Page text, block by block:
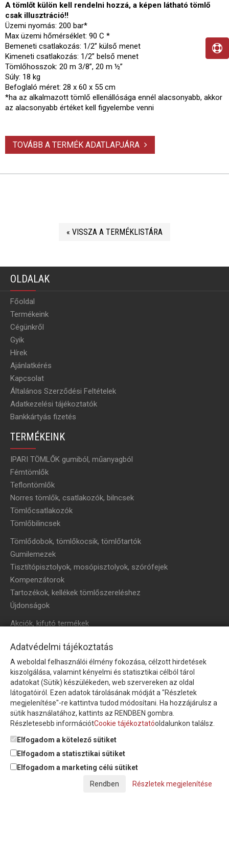
A tömlőt külön kell rendelni hozzá, a képen látható tömlő
csak illusztráció!!
Üzemi nyomás: 200 bar*
Max üzemi hőmérséklet: 90 C *
Bemeneti csatlakozás: 1/2” külső menet
Kimeneti csatlakozás: 1/2” belső menet
Tömlőhosszok: 20 m 3/8”, 20 m ½”
Súly: 18 kg
Befoglaló méret: 28 x 60 x 55 cm
*ha az alkalmazott tömlő ellenállósága ennél alacsonyabb, akkor
az alacsonyabb értéket kell figyelembe venni
TOVÁBB A TERMÉK ADATLAPJÁRA
« VISSZA A TERMÉKLISTÁRA
OLDALAK
Főoldal
Termékeink
Cégünkről
Gyik
Hírek
Ajánlatkérés
Kapcsolat
Általános Szerződési Feltételek
Adatkezelési tájékoztatók
Bankkártyás fizetés
TERMÉKEINK
IPARI TÖMLŐK gumiból, műanyagból
Fémtömlők
Teflontömlők
Norres tömlők, csatlakozók, bilncsek
Tömlőcsatlakozók
Tömlőbilincsek
Tömlődobok, tömlőkocsik, tömlőtartók
Gumilemezek
Tisztítópisztolyok, mosópisztolyok, szórófejek
Kompenzátorok
Tartozékok, kellékek tömlőszereléshez
Újdonságok
Akciók, kifutó termékek
HÍRLEVÉL
Íratkozzon fel hírlevelünkre!
Feliratkozom a hírlevélre és nyilatkozom, hogy azadatkezelési
tájékoztatót elolvastam, megismertem és elfogadom.
© Copyright Triász-Tömlő Kft. | Minden jog fenntartva!
Adatvédelmi tájékoztatás
A weboldal felhasználói élmény fokozása, célzott hirdetések
kiszolgálása, valamint kényelmi és statisztikai célból tárol
adatokat (Sütik) készülékeden, web szervereken az oldal
látogatóiról. Ezen adatok tárolásának módját a "Részletek
megjelenítése"-re kattintva tudod módosítani. Ha hozzájárulsz a
sütik használatához, kattints az RENDBEN gombra.
Részletesebb információtCookie tájékoztatóoldalunkon találsz.
Elfogadom a kötelező sütiket
Elfogadom a statisztikai sütiket
Elfogadom a marketing célú sütiket
Részletek megjelenítése